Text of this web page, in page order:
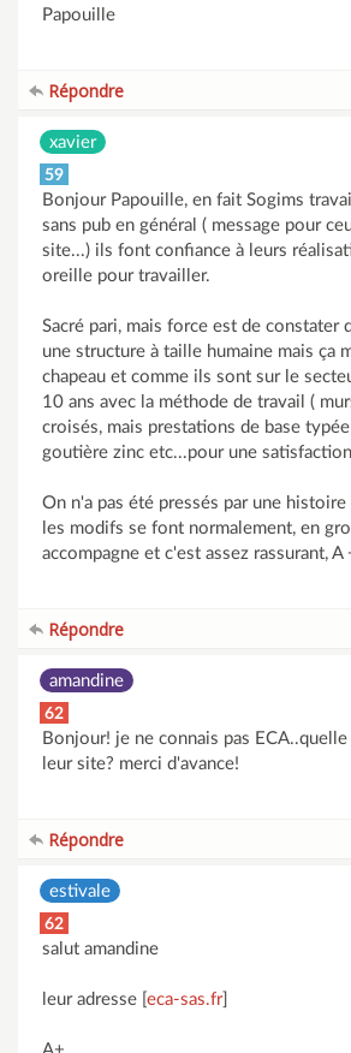
Papouille
Répondre
xavier
59
Bonjour Papouille, en fait Sogims
sans pub en général ( message pour
site...) ils font confiance à leurs
oreille pour travailler.
Sacré pari, mais force est de constater
une structure à taille humaine mais ça
chapeau et comme ils sont sur le
10 ans avec la méthode de travail (
croisés, mais prestations de base
goutière zinc etc...pour une
On n'a pas été pressés par une
les modifs se font normalement, en
accompagne et c'est assez rassurant, A
Répondre
amandine
62
Bonjour! je ne connais pas
leur site? merci d'avance!
Répondre
estivale
62
salut amandine
leur adresse [ eca-sas.fr]